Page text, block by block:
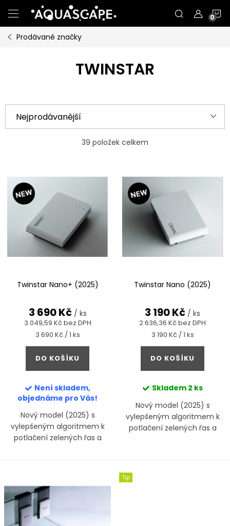
na
obsah
Prodávané značky
TWINSTAR
a
n
Nejprodávanější
Abecedně
39 položek celkem
V
ý
p
p
Twinstar Nano+ (2025)
3 049,59 Kč bez DPH
3 690 Kč / ks
Měrná
cena:
3 690 Kč / 1 ks
DO KOŠÍKU
Není skladem,
objednáme pro Vás!
Nový model (2025) s
vylepšeným algoritmem k
potlačení zelených řas a
Twinstar Nano (2025)
2 636,36 Kč bez DPH
3 190 Kč / ks
Měrná
cena:
3 190 Kč / 1 ks
DO KOŠÍKU
Skladem 2 ks
Nový model (2025) s
vylepšeným algoritmem k
potlačení zelených řas a
Tip